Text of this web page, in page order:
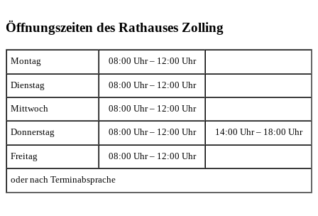
Öffnungszeiten des Rathauses Zolling
Montag 08:00 Uhr – 12:00 Uhr
Dienstag 08:00 Uhr – 12:00 Uhr
Mittwoch 08:00 Uhr – 12:00 Uhr
Donnerstag 08:00 Uhr – 12:00 Uhr 14:00 Uhr – 18:00 Uhr
Freitag 08:00 Uhr – 12:00 Uhr
oder nach Terminabsprache